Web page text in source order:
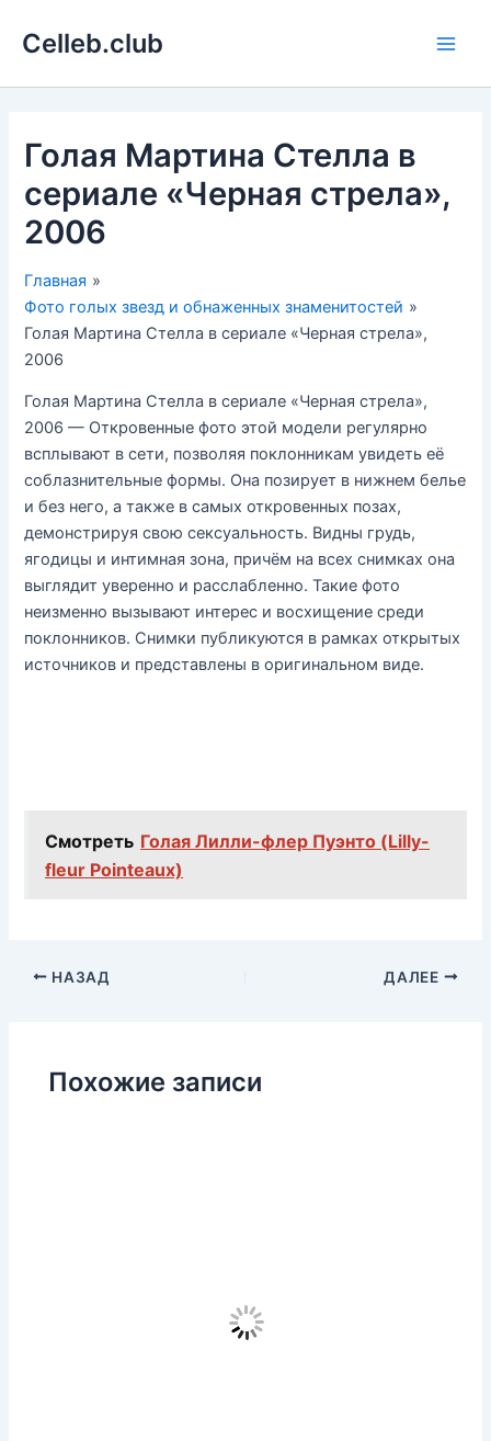
Celleb.club
Голая Мартина Стелла в
сериале «Черная стрела»,
2006
Главная
Фото голых звезд и обнаженных знаменитостей
Голая Мартина Стелла в сериале «Черная стрела»,
2006
Голая Мартина Стелла в сериале «Черная стрела»,
2006 — Откровенные фото этой модели регулярно
всплывают в сети, позволяя поклонникам увидеть её
соблазнительные формы. Она позирует в нижнем белье
и без него, а также в самых откровенных позах,
демонстрируя свою сексуальность. Видны грудь,
ягодицы и интимная зона, причём на всех снимках она
выглядит уверенно и расслабленно. Такие фото
неизменно вызывают интерес и восхищение среди
поклонников. Снимки публикуются в рамках открытых
источников и представлены в оригинальном виде.
Смотреть Голая Лилли-флер Пуэнто (Lilly-
fleur Pointeaux)
НАЗАД ДАЛЕЕ
Похожие записи